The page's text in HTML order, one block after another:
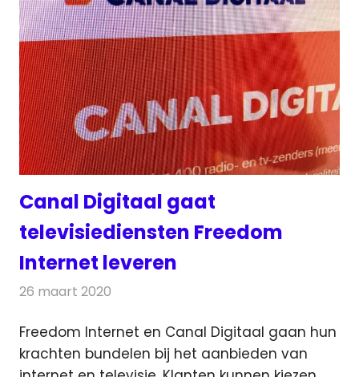
Canal Digitaal gaat
televisiediensten Freedom
Internet leveren
26 maart 2020
Freedom Internet en Canal Digitaal gaan hun
krachten bundelen bij het aanbieden van